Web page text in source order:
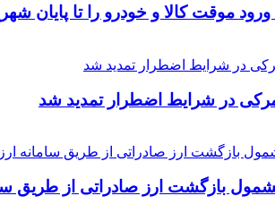
موقت کالا و خودرو را تا پایان
در شرایط اضطرار تمدید شد
بازگشت ارز صادراتی از طریق